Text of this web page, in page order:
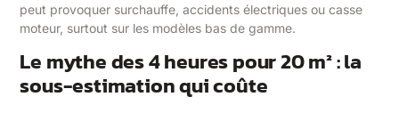
peut provoquer surchauffe, accidents électriques ou casse
moteur, surtout sur les modèles bas de gamme.
Le mythe des 4 heures pour 20 m² : la
sous-estimation qui coûte